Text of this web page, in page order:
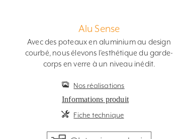
Alu Sense
Avec des poteaux en aluminium au design
courbé, nous élevons l’esthétique du garde-
corps en verre à un niveau inédit.
Nos réalisations
Informations produit
Fiche technique